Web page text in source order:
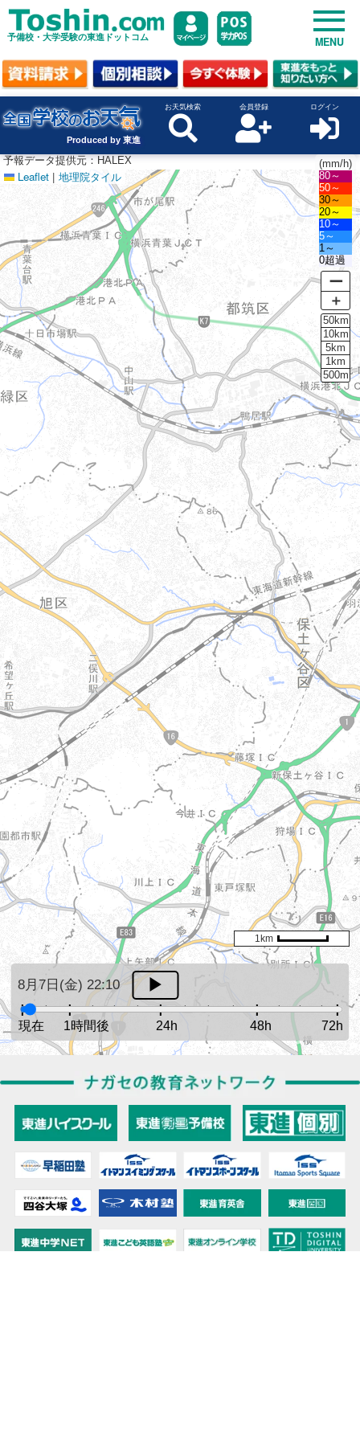
予備校・大学受験の東進ドットコム MENU
Produced by 東進
お天気検索 会員登録 ログイン
Leaflet | 地理院タイル
8月7日(金) 22:10
現在 1時間後 24h 48h 72h
1km
(mm/h)
80～
50～
30～
20～
10～
5～
1～
0超過
ー
＋
50km
10km
5km
1km
500m
予報データ提供元：HALEX